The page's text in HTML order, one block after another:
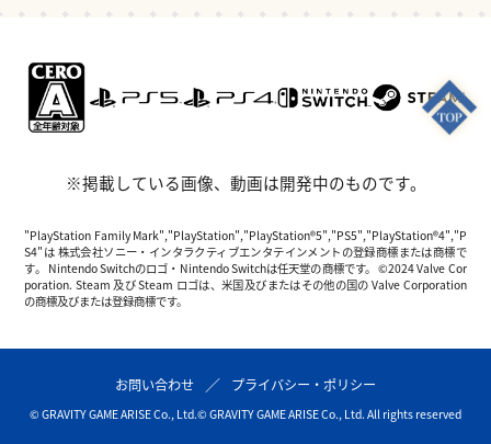
※掲載している画像、動画は開発中のものです。
"PlayStation Family Mark","PlayStation","PlayStation®5","PS5","PlayStation®4","P
S4"は 株式会社ソニー・インタラクティブエンタテインメントの登録商標または商標で
す。 Nintendo Switchのロゴ・Nintendo Switchは任天堂の商標です。 ©2024 Valve Cor
poration. Steam 及び Steam ロゴは、米国及びまたはその他の国の Valve Corporation
の商標及びまたは登録商標です。
お問い合わせ プライバシー・ポリシー
© GRAVITY GAME ARISE Co., Ltd.© GRAVITY GAME ARISE Co., Ltd. All rights reserved